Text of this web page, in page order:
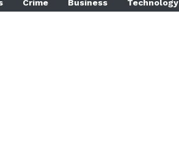
Crime Business Technology